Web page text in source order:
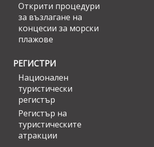
Открити процедури
за възлагане на
концесии за морски
плажове
РЕГИСТРИ
Национален
туристически
регистър
Регистър на
туристическите
атракции